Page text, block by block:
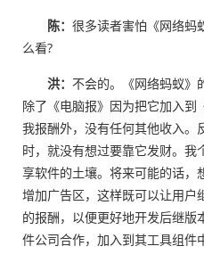
陈： 很多读者害怕《网络蚂
么看?
洪： 不会的。《网络蚂蚁》
除了《电脑报》因为把它加入
我报酬外，没有任何其他收入。
时，就没有想过要靠它发财。
享软件的土壤。将来可能的话
增加广告区，这样既可以让用户
的报酬，以便更好地开发后继
件公司合作，加入到其工具组件